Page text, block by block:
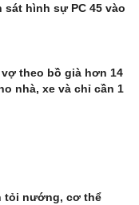
sát hình sự PC 45 vào
theo bồ già hơn 14
nhà, xe và chỉ cần 1
tỏi nướng, cơ thể